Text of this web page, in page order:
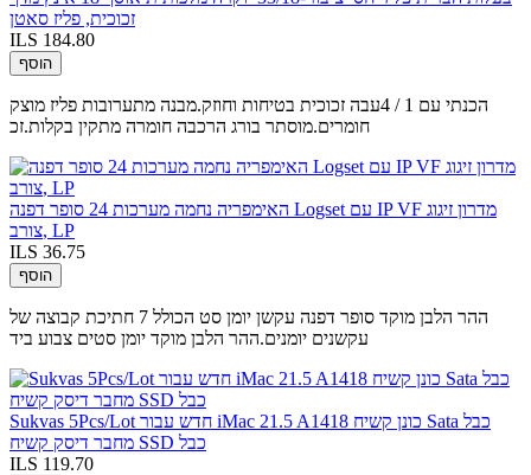
זכוכית, פליז סאטן
ILS 184.80
הוסף
הכנתי עם 1 / 4עבה זכוכית בטיחות וחוזק.מבנה מתערובות פליז מוצק
חומרים.מוסתר בורג הרכבה חומרה מתקין בקלות.זכ
האימפריה נחמה מערכות 24 סופר דפנה Logset עם IP VF מדרון זיגוג
צורב, LP
ILS 36.75
הוסף
ההר הלבן מוקד סופר דפנה עקשן יומן סט הכולל 7 חתיכת קבוצה של
עקשנים יומנים.ההר הלבן מוקד יומן סטים צבוע ביד
Sukvas 5Pcs/Lot חדש עבור iMac 21.5 A1418 כונן קשיח Sata כבל
מחבר דיסק קשיח SSD כבל
ILS 119.70